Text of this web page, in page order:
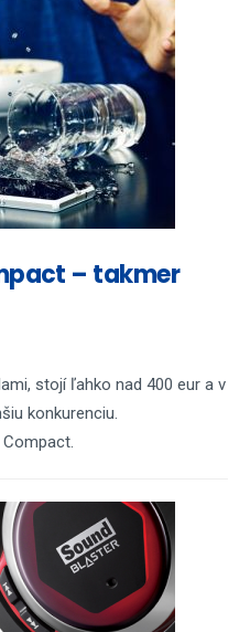
– takmer
stojí ľahko nad 400 eur a v
konkurenciu.